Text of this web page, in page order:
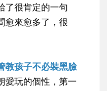
了很肯定的一句
愈來愈多了，很
教孩子不必裝黑臉
愛玩的個性，第一